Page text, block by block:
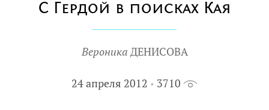
С Гердой в поисках Кая
Вероника ДЕНИСОВА
24 апреля 2012 3710